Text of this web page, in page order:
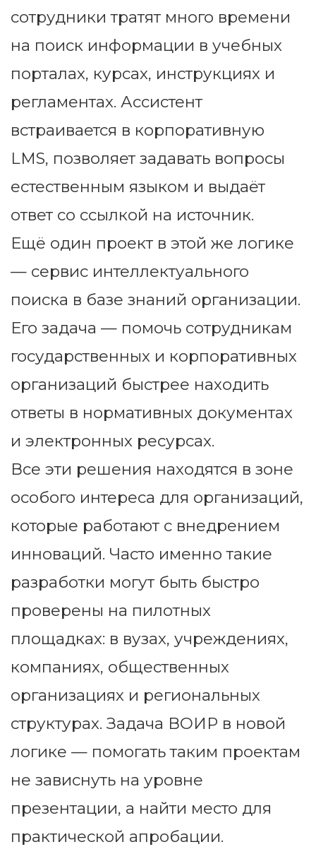
сотрудники тратят много времени
на поиск информации в учебных
порталах, курсах, инструкциях и
регламентах. Ассистент
встраивается в корпоративную
LMS, позволяет задавать вопросы
естественным языком и выдаёт
ответ со ссылкой на источник.
Ещё один проект в этой же логике
— сервис интеллектуального
поиска в базе знаний организации.
Его задача — помочь сотрудникам
государственных и корпоративных
организаций быстрее находить
ответы в нормативных документах
и электронных ресурсах.
Все эти решения находятся в зоне
особого интереса для организаций,
которые работают с внедрением
инноваций. Часто именно такие
разработки могут быть быстро
проверены на пилотных
площадках: в вузах, учреждениях,
компаниях, общественных
организациях и региональных
структурах. Задача ВОИР в новой
логике — помогать таким проектам
не зависнуть на уровне
презентации, а найти место для
практической апробации.